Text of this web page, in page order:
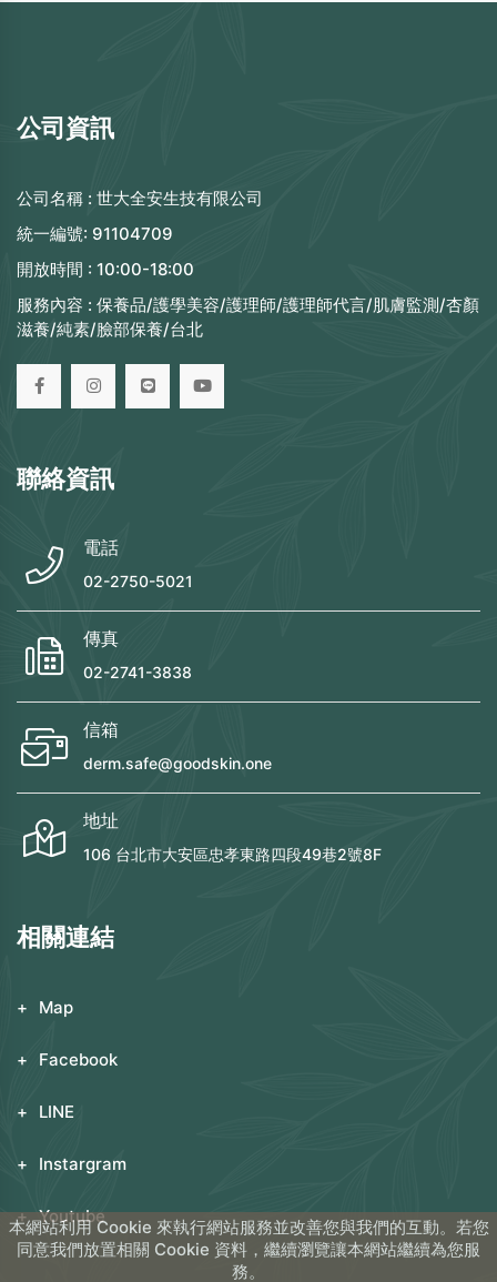
公司資訊
公司名稱 : 世大全安生技有限公司
統一編號: 91104709
開放時間 : 10:00-18:00
服務內容 : 保養品/護學美容/護理師/護理師代言/肌膚監測/杏顏
滋養/純素/臉部保養/台北
聯絡資訊
電話
02-2750-5021
傳真
02-2741-3838
信箱
derm.safe@goodskin.one
地址
106 台北市大安區忠孝東路四段49巷2號8F
相關連結
Map
Facebook
LINE
Instargram
Youtube
本網站利用 Cookie 來執行網站服務並改善您與我們的互動。若您
同意我們放置相關 Cookie 資料，繼續瀏覽讓本網站繼續為您服
務。